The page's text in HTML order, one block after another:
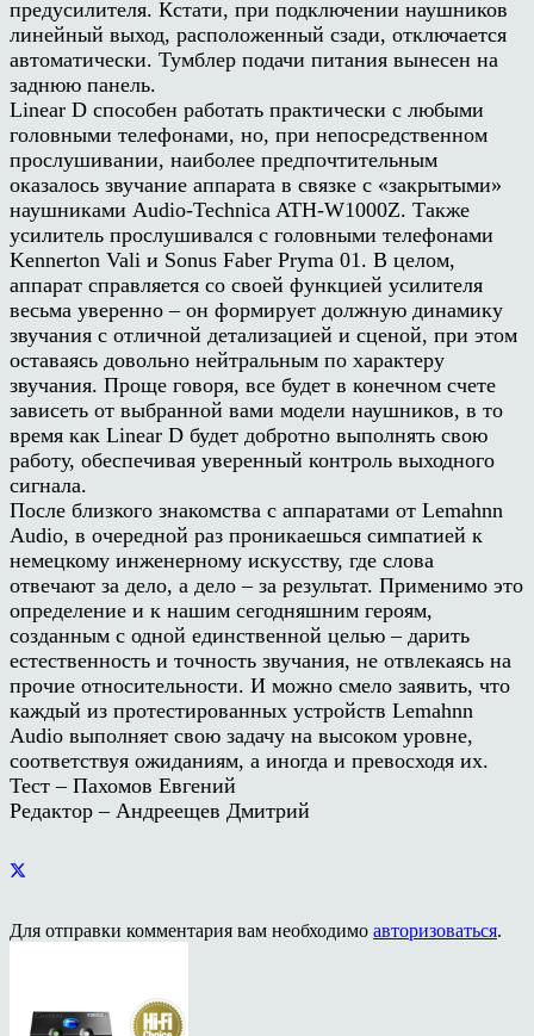
предусилителя. Кстати, при подключении наушников
линейный выход, расположенный сзади, отключается
автоматически. Тумблер подачи питания вынесен на
заднюю панель.
Linear D способен работать практически с любыми
головными телефонами, но, при непосредственном
прослушивании, наиболее предпочтительным
оказалось звучание аппарата в связке с «закрытыми»
наушниками Audio-Technica ATH-W1000Z. Также
усилитель прослушивался с головными телефонами
Kennerton Vali и Sonus Faber Pryma 01. В целом,
аппарат справляется со своей функцией усилителя
весьма уверенно – он формирует должную динамику
звучания с отличной детализацией и сценой, при этом
оставаясь довольно нейтральным по характеру
звучания. Проще говоря, все будет в конечном счете
зависеть от выбранной вами модели наушников, в то
время как Linear D будет добротно выполнять свою
работу, обеспечивая уверенный контроль выходного
сигнала.
После близкого знакомства с аппаратами от Lemahnn
Audio, в очередной раз проникаешься симпатией к
немецкому инженерному искусству, где слова
отвечают за дело, а дело – за результат. Применимо это
определение и к нашим сегодняшним героям,
созданным с одной единственной целью – дарить
естественность и точность звучания, не отвлекаясь на
прочие относительности. И можно смело заявить, что
каждый из протестированных устройств Lemahnn
Audio выполняет свою задачу на высоком уровне,
соответствуя ожиданиям, а иногда и превосходя их.
Тест – Пахомов Евгений
Редактор – Андреещев Дмитрий
Для отправки комментария вам необходимо авторизоваться.